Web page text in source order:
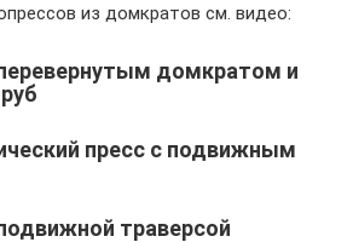
из домкратов см. видео:
домкратом и
пресс с подвижным
траверсой